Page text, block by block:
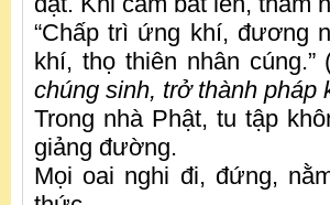
“Chấp trì ứng khí, đương
khí, thọ thiên nhân cúng.”
chúng sinh, trở thành pháp
Trong nhà Phật, tu tập
giảng đường.
Mọi oai nghi đi, đứng,